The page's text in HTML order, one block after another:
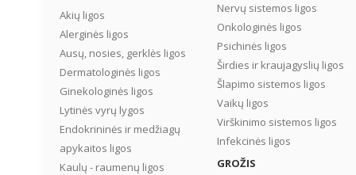
Akių ligos
Alerginės ligos
Ausų, nosies, gerklės ligos
Dermatologinės ligos
Ginekologinės ligos
Lytinės vyrų lygos
Endokrininės ir medžiagų
apykaitos ligos
Kaulų - raumenų ligos
Nervų sistemos ligos
Onkologinės ligos
Psichinės ligos
Širdies ir kraujagyslių ligos
Šlapimo sistemos ligos
Vaikų ligos
Virškinimo sistemos ligos
Infekcinės ligos
GROŽIS